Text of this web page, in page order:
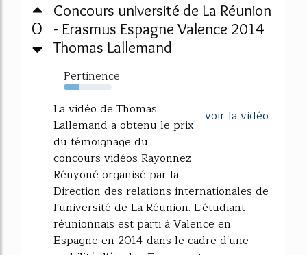
0
Concours université de La Réunion
- Erasmus Espagne Valence 2014
Thomas Lallemand
Pertinence
31%
voir la vidéo
La vidéo de Thomas
Lallemand a obtenu le prix
du témoignage du
concours vidéos Rayonnez
Rényoné organisé par la
Direction des relations internationales de
l'université de La Réunion. L'étudiant
réunionnais est parti à Valence en
Espagne en 2014 dans le cadre d'une